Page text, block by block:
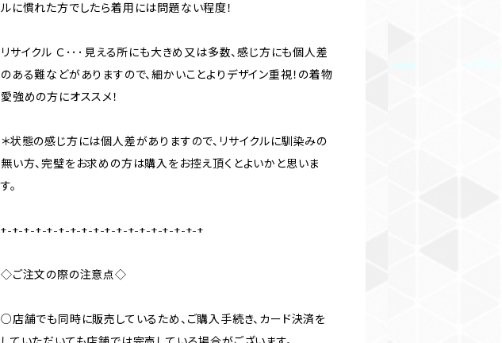
ルに慣れた方でしたら着用には問題ない程度！
リサイクル Ｃ･･･見える所にも大きめ又は多数、感じ方にも個人差
のある難などがありますので、細かいことよりデザイン重視！の着物
愛強めの方にオススメ！
＊状態の感じ方には個人差がありますので、リサイクルに馴染みの
無い方、完璧をお求めの方は購入をお控え頂くとよいかと思いま
す。
+-+-+-+-+-+-+-+-+-+-+-+-+-+-+-+-+-+
◇ご注文の際の注意点◇
○店舗でも同時に販売しているため、ご購入手続き、カード決済を